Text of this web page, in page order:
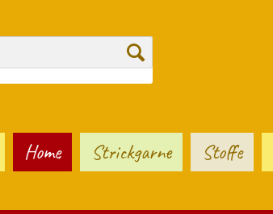
Home Strickgarne Stoffe